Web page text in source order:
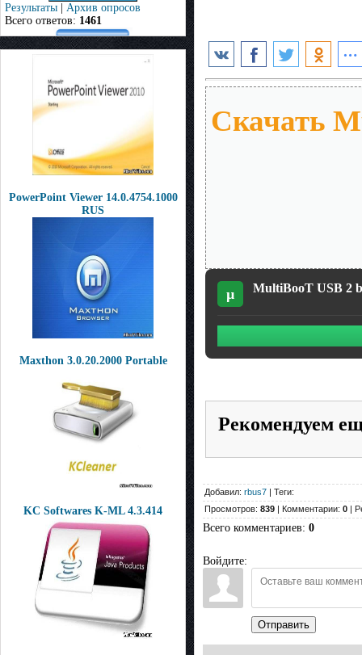
Результаты | Архив опросов
Всего ответов: 1461
PowerPoint Viewer 14.0.4754.1000
RUS
Maxthon 3.0.20.2000 Portable
KC Softwares K-ML 4.3.414
Скачать
µ MultiBooT USB 2
Рекомендуем
Добавил: rbus7 | Теги:
Просмотров: 839 | Комментарии: 0 |
Всего комментариев: 0
Войдите:
Отправить